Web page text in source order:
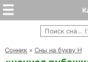
Cонник » Сны на букву Н